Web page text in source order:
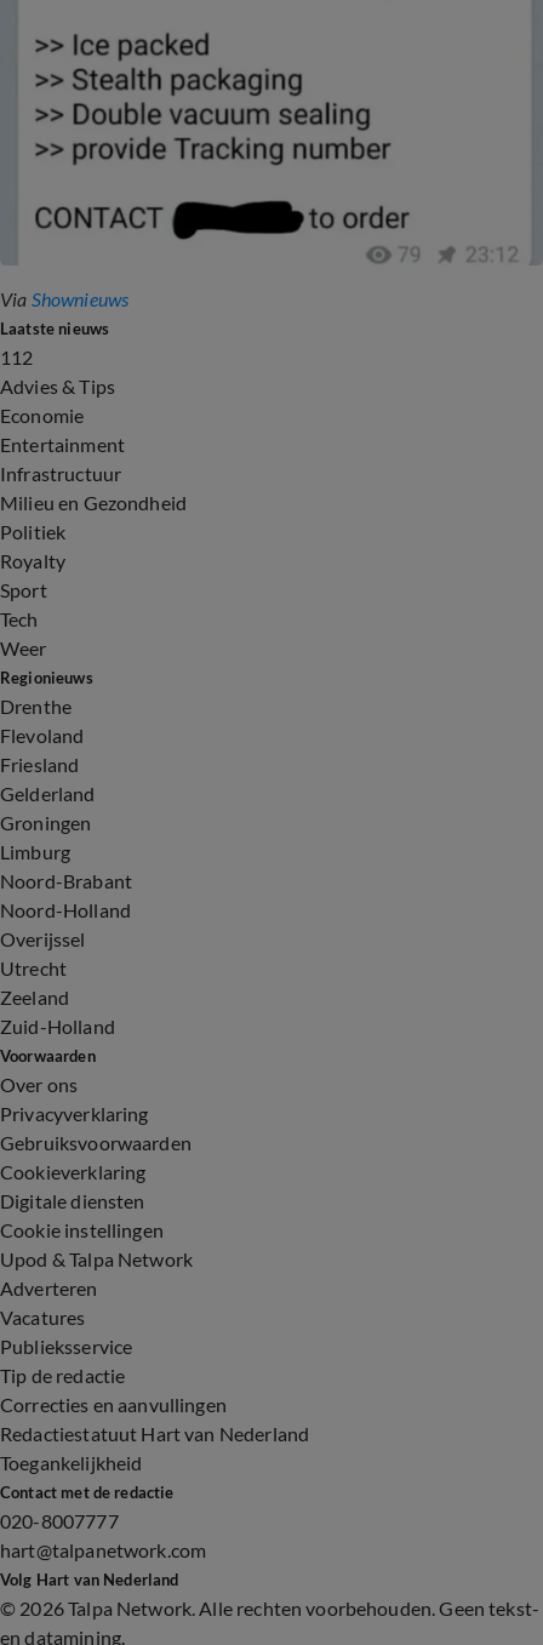
Via Shownieuws
Laatste nieuws
112
Advies & Tips
Economie
Entertainment
Infrastructuur
Milieu en Gezondheid
Politiek
Royalty
Sport
Tech
Weer
Regionieuws
Drenthe
Flevoland
Friesland
Gelderland
Groningen
Limburg
Noord-Brabant
Noord-Holland
Overijssel
Utrecht
Zeeland
Zuid-Holland
Voorwaarden
Over ons
Privacyverklaring
Gebruiksvoorwaarden
Cookieverklaring
Digitale diensten
Cookie instellingen
Upod & Talpa Network
Adverteren
Vacatures
Publieksservice
Tip de redactie
Correcties en aanvullingen
Redactiestatuut Hart van Nederland
Toegankelijkheid
Contact met de redactie
020-8007777
hart@talpanetwork.com
Volg Hart van Nederland
© 2026 Talpa Network. Alle rechten voorbehouden. Geen tekst-
en datamining.